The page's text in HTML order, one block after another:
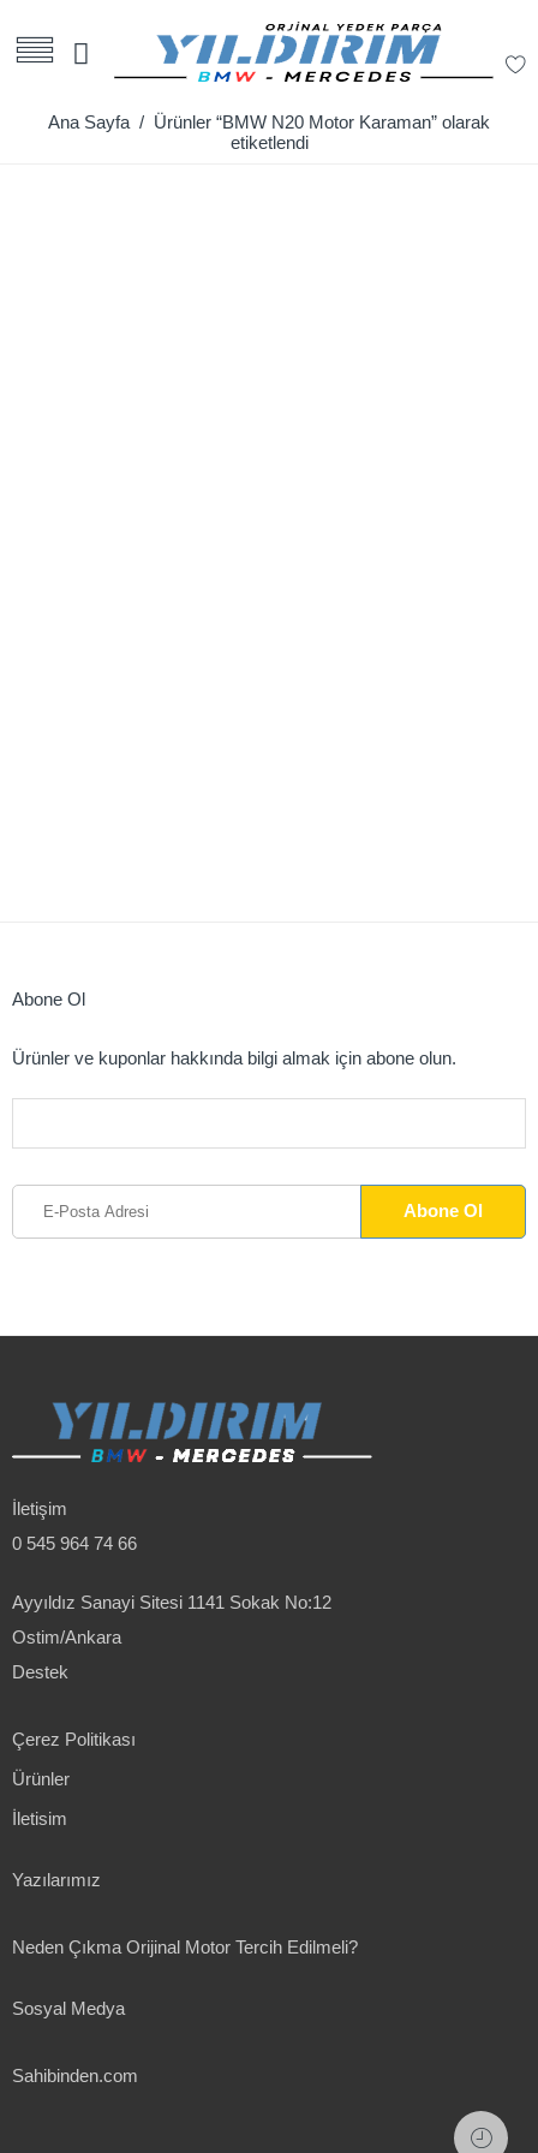
Ana Sayfa / Ürünler “BMW N20 Motor Karaman” olarak
etiketlendi
Abone Ol
Ürünler ve kuponlar hakkında bilgi almak için abone olun.
İletişim
0 545 964 74 66
Ayyıldız Sanayi Sitesi 1141 Sokak No:12
Ostim/Ankara
Destek
Çerez Politikası
Ürünler
İletisim
Yazılarımız
Neden Çıkma Orijinal Motor Tercih Edilmeli?
Sosyal Medya
Sahibinden.com